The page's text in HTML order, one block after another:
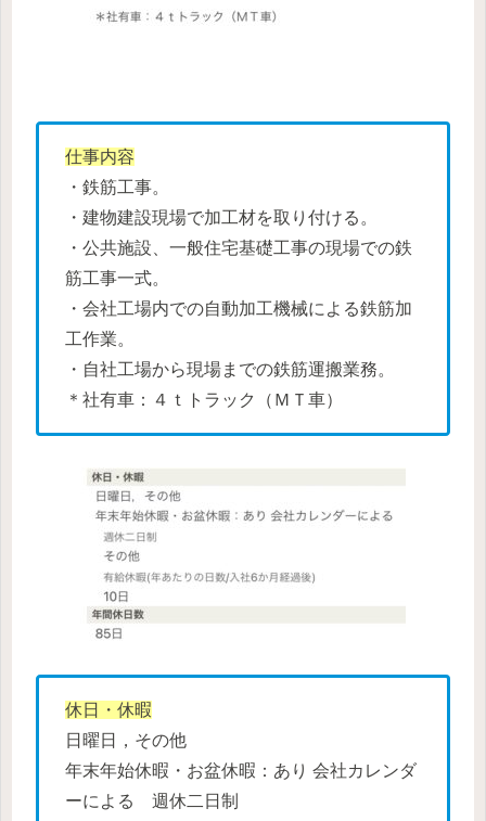
仕事内容
・鉄筋工事。
・建物建設現場で加工材を取り付ける。
・公共施設、一般住宅基礎工事の現場での鉄
筋工事一式。
・会社工場内での自動加工機械による鉄筋加
工作業。
・自社工場から現場までの鉄筋運搬業務。
＊社有車：４ｔトラック（ＭＴ車）
休日・休暇
日曜日，その他
年末年始休暇・お盆休暇：あり 会社カレンダ
ーによる
週休二日制